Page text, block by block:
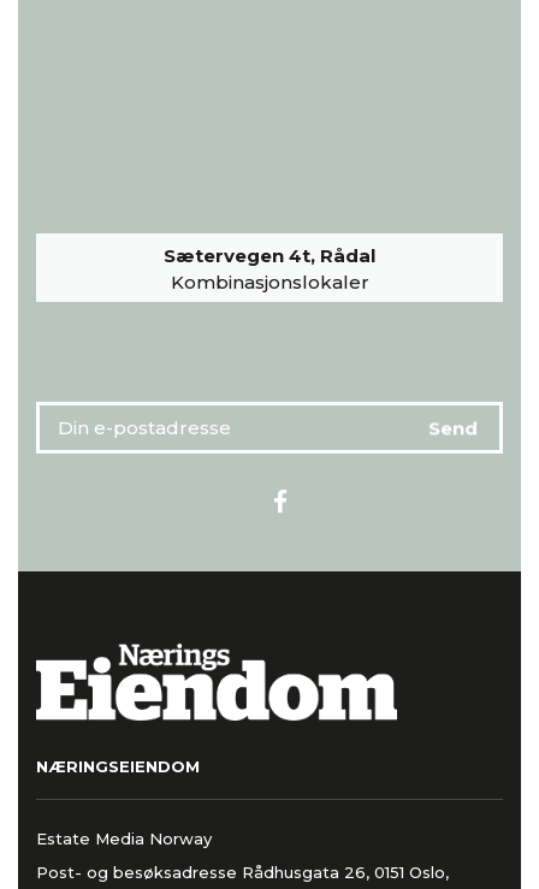
Sætervegen 4t, Rådal
Kombinasjonslokaler
NÆRINGSEIENDOM
Estate Media Norway
Post- og besøksadresse Rådhusgata 26, 0151 Oslo,